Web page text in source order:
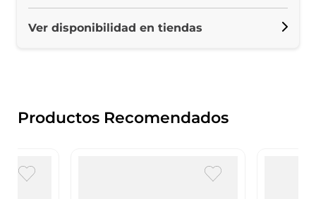
Ver disponibilidad en tiendas
Productos Recomendados